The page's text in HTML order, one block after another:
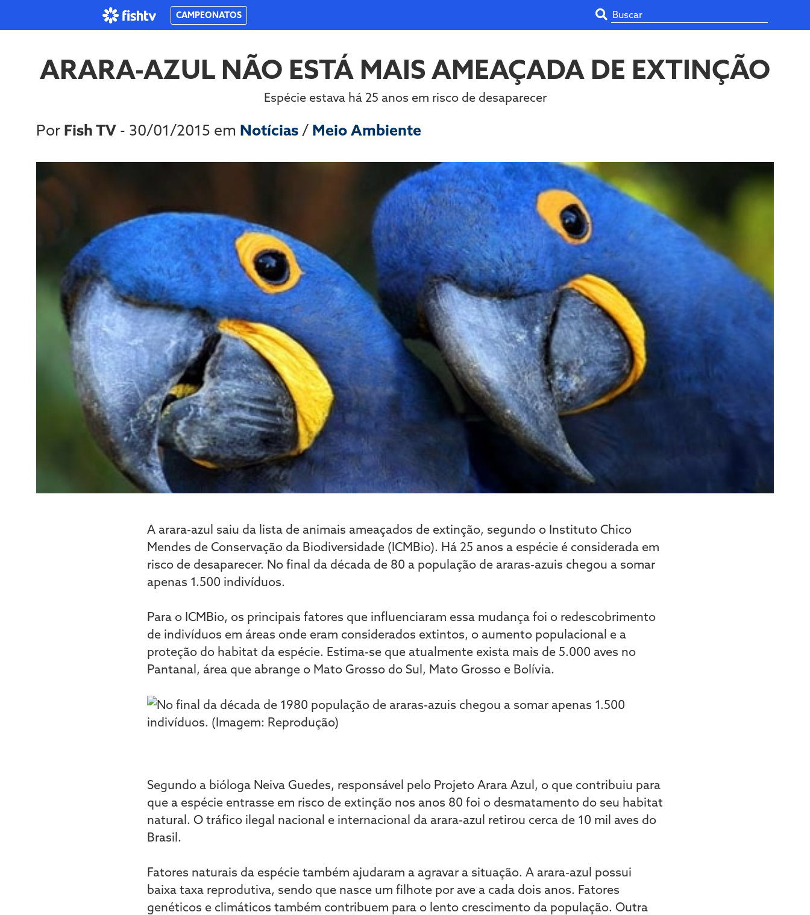
CAMPEONATOS
ARARA-AZUL NÃO ESTÁ MAIS AMEAÇADA DE EXTINÇÃO
Espécie estava há 25 anos em risco de desaparecer
Por Fish TV - 30/01/2015 em Notícias/ Meio Ambiente
A arara-azul saiu da lista de animais ameaçados de extinção, segundo o Instituto Chico
Mendes de Conservação da Biodiversidade (ICMBio). Há 25 anos a espécie é considerada em
risco de desaparecer. No final da década de 80 a população de araras-azuis chegou a somar
apenas 1.500 indivíduos.
Para o ICMBio, os principais fatores que influenciaram essa mudança foi o redescobrimento
de indivíduos em áreas onde eram considerados extintos, o aumento populacional e a
proteção do habitat da espécie. Estima-se que atualmente exista mais de 5.000 aves no
Pantanal, área que abrange o Mato Grosso do Sul, Mato Grosso e Bolívia.
Segundo a bióloga Neiva Guedes, responsável pelo Projeto Arara Azul, o que contribuiu para
que a espécie entrasse em risco de extinção nos anos 80 foi o desmatamento do seu habitat
natural. O tráfico ilegal nacional e internacional da arara-azul retirou cerca de 10 mil aves do
Brasil.
Fatores naturais da espécie também ajudaram a agravar a situação. A arara-azul possui
baixa taxa reprodutiva, sendo que nasce um filhote por ave a cada dois anos. Fatores
genéticos e climáticos também contribuem para o lento crescimento da população. Outra